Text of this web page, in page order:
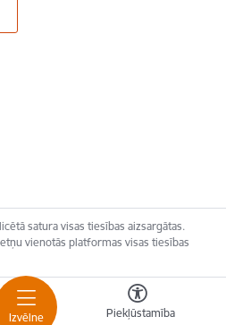
Izvēlne Piekļūstamība
satura visas tiesības aizsargātas.
vienotās platformas visas tiesības